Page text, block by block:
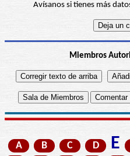
Avísanos si tienes más
Miembros
A B C D E